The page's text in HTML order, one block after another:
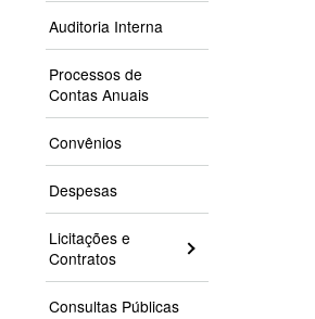
Auditoria Interna
Processos de
Contas Anuais
Convênios
Despesas
Licitações e
Contratos
Consultas Públicas